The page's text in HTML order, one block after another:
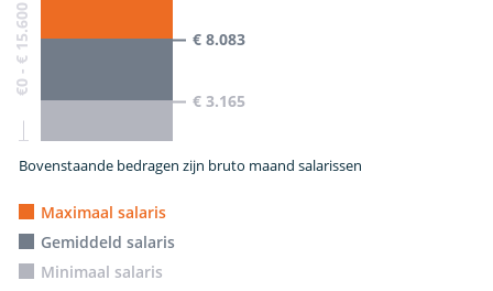
€0 - € 15.600 € 8.083
€ 3.165
Bovenstaande bedragen zijn bruto maand salarissen
Maximaal salaris
Gemiddeld salaris
Minimaal salaris